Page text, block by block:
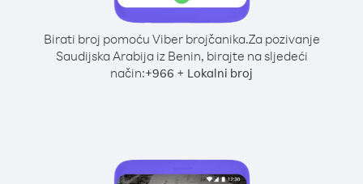
Birati broj pomoću Viber brojčanika.Za pozivanje
Saudijska Arabija iz Benin, birajte na sljedeći
način:+966 + Lokalni broj